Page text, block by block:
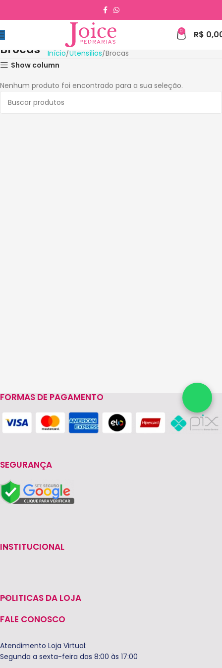
0 R$
Brocas Início Utensílios Brocas
Show column
Nenhum produto foi encontrado para a sua seleção.
FORMAS DE PAGAMENTO
SEGURANÇA
INSTITUCIONAL
POLITICAS DA LOJA
FALE CONOSCO
Atendimento Loja Virtual:
Segunda a sexta-feira das 8:00 às 17:00